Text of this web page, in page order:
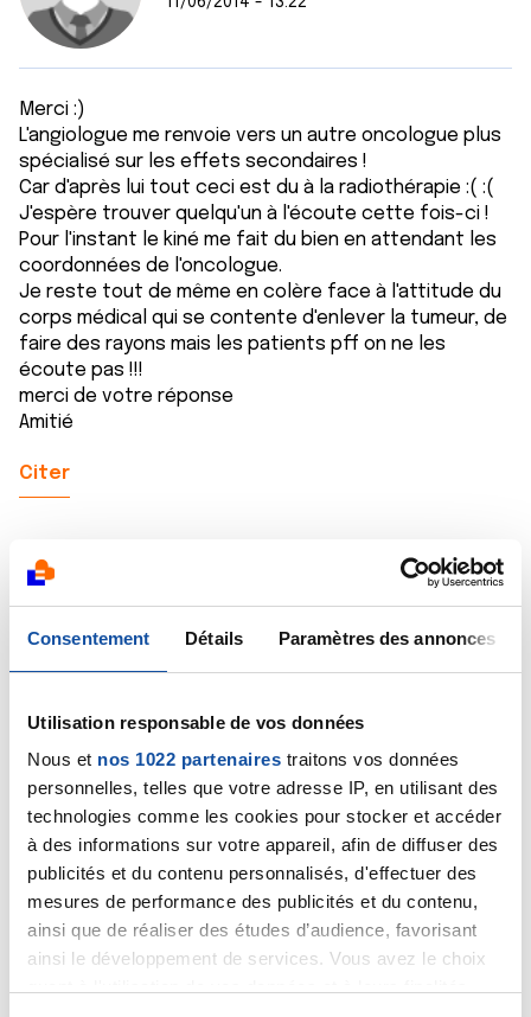
Consentement Détails Paramètres des annonces
Utilisation responsable de vos données
Nous et nos 1022 partenaires traitons vos données
personnelles, telles que votre adresse IP, en utilisant des
technologies comme les cookies pour stocker et accéder
à des informations sur votre appareil, afin de diffuser des
publicités et du contenu personnalisés, d'effectuer des
mesures de performance des publicités et du contenu,
ainsi que de réaliser des études d’audience, favorisant
ainsi le développement de services. Vous avez le choix
Merci :)
L'angiologue me renvoie vers un autre oncologue plus
spécialisé sur les effets secondaires !
Car d'après lui tout ceci est du à la radiothérapie :( :(
J'espère trouver quelqu'un à l'écoute cette fois-ci !
Pour l'instant le kiné me fait du bien en attendant les
coordonnées de l'oncologue.
Je reste tout de même en colère face à l'attitude du
corps médical qui se contente d'enlever la tumeur, de
faire des rayons mais les patients pff on ne les
écoute pas !!!
merci de votre réponse
Amitié
Citer
luc R
11/06/2014 - 13:57
RE BONJOUR NAT 31
je ne sais ou vous allez voir un autre oncologue , mais
sache que tu as le droit d'aller te faire soigner par les
meilleurs
pour ma part j'ai eu affaire a l'institue GUSTAVE ROUSSY
DE VILLEJUIF ( CENTRE DE RÉFÉRENCE EUROPÉEN
DES INTERVENANTS médecins et infirmières sup a